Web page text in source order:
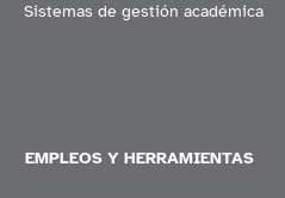
Sistemas de gestión académica
EMPLEOS Y HERRAMIENTAS